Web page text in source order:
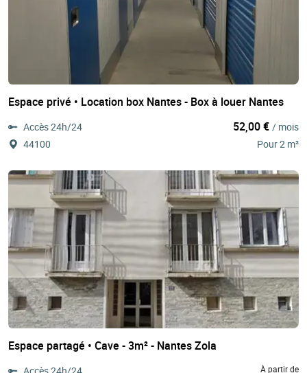
Espace privé • Location box Nantes - Box à louer Nantes
Accès 24h/24
44100
52,00 € / mois
Pour 2 m²
Espace partagé • Cave - 3m² - Nantes Zola
À partir de